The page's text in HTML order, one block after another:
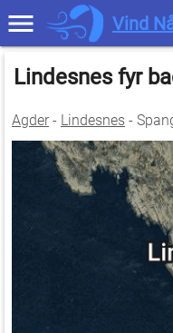
Vind
Lindesnes fyr
Agder - Lindesnes -